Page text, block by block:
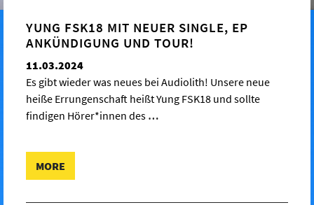
YUNG FSK18 MIT NEUER SINGLE, EP
ANKÜNDIGUNG UND TOUR!
11.03.2024
Es gibt wieder was neues bei Audiolith! Unsere neue
heiße Errungenschaft heißt Yung FSK18 und sollte
findigen Hörer*innen des …
MORE